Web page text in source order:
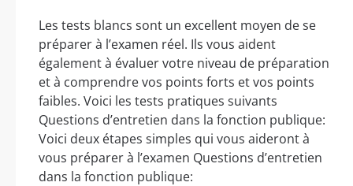
Les tests blancs sont un excellent moyen de se
préparer à l’examen réel. Ils vous aident
également à évaluer votre niveau de préparation
et à comprendre vos points forts et vos points
faibles. Voici les tests pratiques suivants
Questions d’entretien dans la fonction publique:
Voici deux étapes simples qui vous aideront à
vous préparer à l’examen Questions d’entretien
dans la fonction publique: